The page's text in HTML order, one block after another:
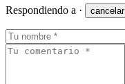
Respondiendo a · cancelar